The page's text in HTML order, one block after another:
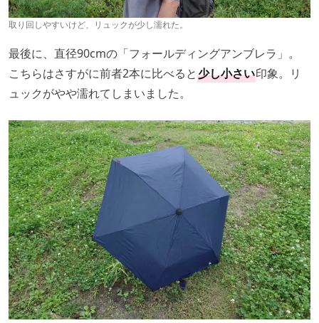
取り回しやすいけど、リュックが少し濡れた。
最後に、直径90cmの「フォールディングアンブレラ」。
こちらはさすがに前者2本に比べると少し小さい印象。リ
ュックがやや濡れてしまいました。